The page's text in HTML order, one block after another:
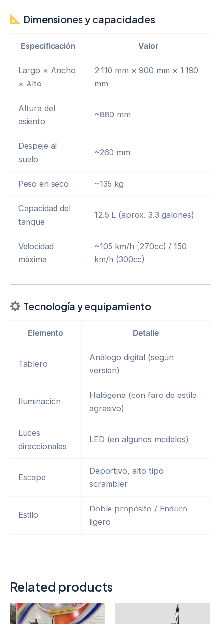
Dimensiones y capacidades
Especificación Valor
Largo × Ancho
× Alto
2 110 mm × 900 mm × 1 190
mm
Altura del
asiento
~880 mm
Despeje al
suelo
~260 mm
Peso en seco ~135 kg
Capacidad del
tanque
12.5 L (aprox. 3.3 galones)
Velocidad
máxima
~105 km/h (270cc) / 150
km/h (300cc)
Tecnología y equipamiento
Elemento Detalle
Tablero
Análogo digital (según
versión)
Iluminación
Halógena (con faro de estilo
agresivo)
Luces
direccionales
LED (en algunos modelos)
Escape
Deportivo, alto tipo
scrambler
Estilo
Doble propósito / Enduro
ligero
Related products